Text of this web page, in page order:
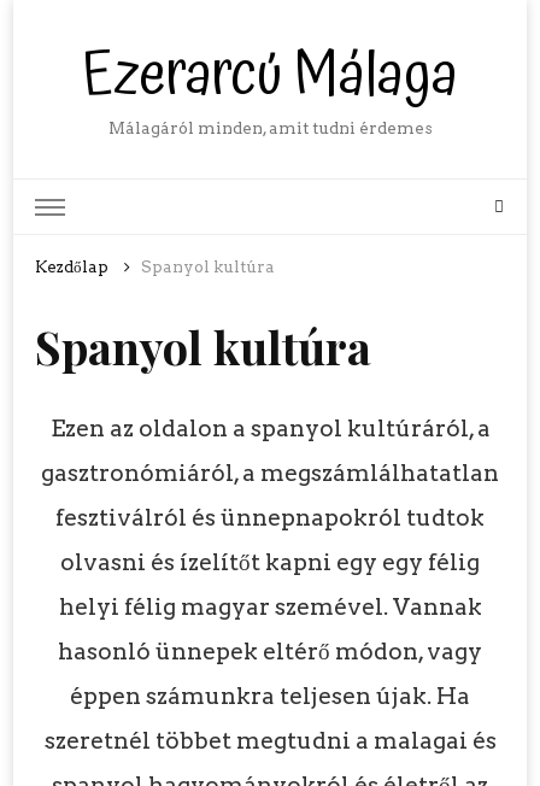
Ezerarcú Málaga
Málagáról minden, amit tudni érdemes
Kezdőlap Spanyol kultúra
Spanyol kultúra
Ezen az oldalon a spanyol kultúráról, a
gasztronómiáról, a megszámlálhatatlan
fesztiválról és ünnepnapokról tudtok
olvasni és ízelítőt kapni egy egy félig
helyi félig magyar szemével. Vannak
hasonló ünnepek eltérő módon, vagy
éppen számunkra teljesen újak. Ha
szeretnél többet megtudni a malagai és